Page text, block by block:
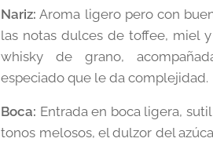
Nariz: Aroma ligero pero con
las notas dulces de toffee, miel
whisky de grano,
especiado que le da complejidad.
Boca: Entrada en boca ligera,
tonos melosos, el dulzor del